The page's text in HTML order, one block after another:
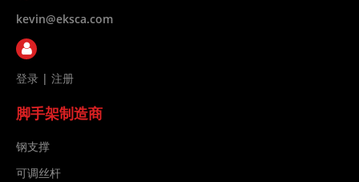
kevin@eksca.com
登录 | 注册
脚手架制造商
钢支撑
可调丝杆